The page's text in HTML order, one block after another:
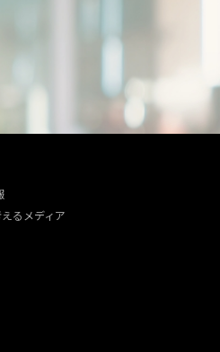
るメディア